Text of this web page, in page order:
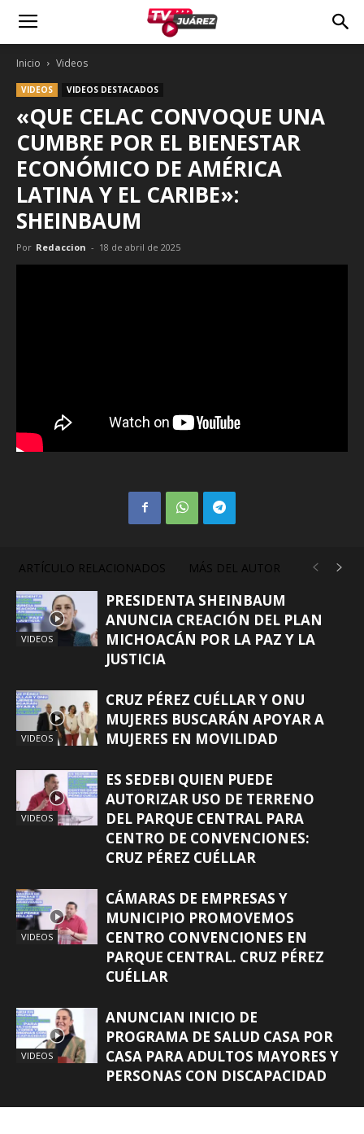
Inicio Videos
VIDEOS VIDEOS DESTACADOS
«QUE CELAC CONVOQUE UNA
CUMBRE POR EL BIENESTAR
ECONÓMICO DE AMÉRICA
LATINA Y EL CARIBE»:
SHEINBAUM
Por Redaccion - 18 de abril de 2025
ARTÍCULO RELACIONADOS MÁS DEL AUTOR
VIDEOS
PRESIDENTA SHEINBAUM
ANUNCIA CREACIÓN DEL PLAN
MICHOACÁN POR LA PAZ Y LA
JUSTICIA
VIDEOS
CRUZ PÉREZ CUÉLLAR Y ONU
MUJERES BUSCARÁN APOYAR A
MUJERES EN MOVILIDAD
VIDEOS
ES SEDEBI QUIEN PUEDE
AUTORIZAR USO DE TERRENO
DEL PARQUE CENTRAL PARA
CENTRO DE CONVENCIONES:
CRUZ PÉREZ CUÉLLAR
VIDEOS
CÁMARAS DE EMPRESAS Y
MUNICIPIO PROMOVEMOS
CENTRO CONVENCIONES EN
PARQUE CENTRAL. CRUZ PÉREZ
CUÉLLAR
VIDEOS
ANUNCIAN INICIO DE
PROGRAMA DE SALUD CASA POR
CASA PARA ADULTOS MAYORES Y
PERSONAS CON DISCAPACIDAD